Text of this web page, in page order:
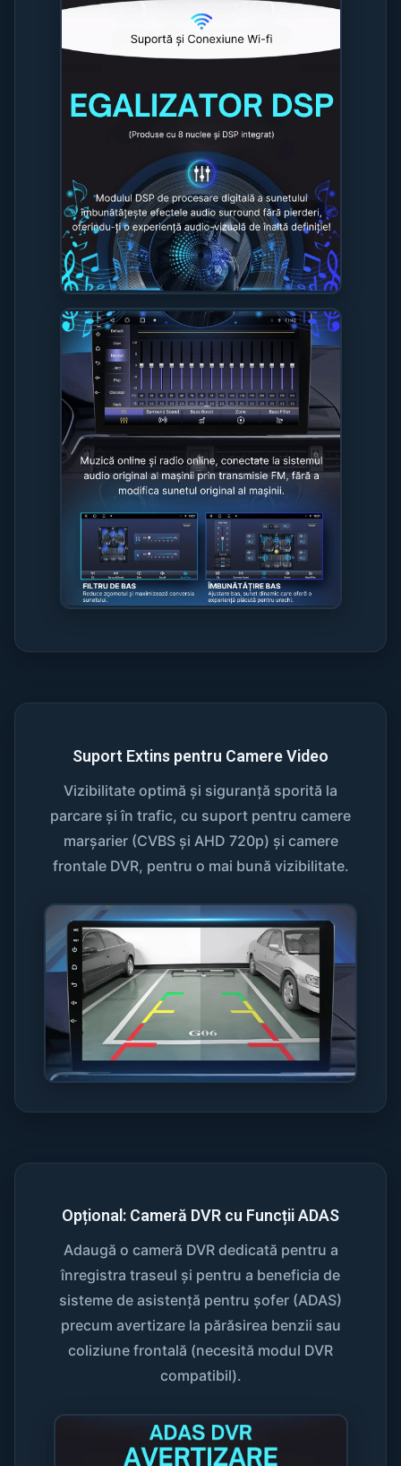
Suport Extins pentru Camere Video
Vizibilitate optimă și siguranță sporită la
parcare și în trafic, cu suport pentru camere
marșarier (CVBS și AHD 720p) și camere
frontale DVR, pentru o mai bună vizibilitate.
Opțional: Cameră DVR cu Funcții ADAS
Adaugă o cameră DVR dedicată pentru a
înregistra traseul și pentru a beneficia de
sisteme de asistență pentru șofer (ADAS)
precum avertizare la părăsirea benzii sau
coliziune frontală (necesită modul DVR
compatibil).